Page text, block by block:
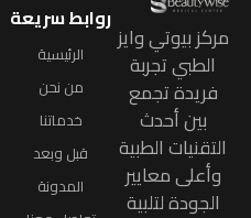
مركز بيوتي وايز
الطبي تجربة
فريدة تجمع
بين أحدث
التقنيات الطبية
وأعلى معايير
الجودة لتلبية
روابط سريعة
الرئيسية
من نحن
خدماتنا
قبل وبعد
المدونة